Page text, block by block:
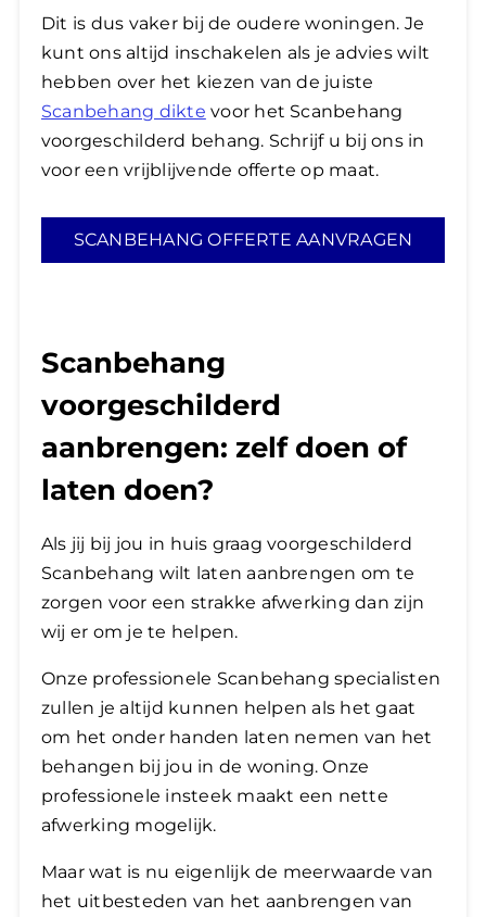
Dit is dus vaker bij de oudere woningen. Je
kunt ons altijd inschakelen als je advies wilt
hebben over het kiezen van de juiste
Scanbehang dikte voor het Scanbehang
voorgeschilderd behang. Schrijf u bij ons in
voor een vrijblijvende offerte op maat.
SCANBEHANG OFFERTE AANVRAGEN
Scanbehang
voorgeschilderd
aanbrengen: zelf doen of
laten doen?
Als jij bij jou in huis graag voorgeschilderd
Scanbehang wilt laten aanbrengen om te
zorgen voor een strakke afwerking dan zijn
wij er om je te helpen.
Onze professionele Scanbehang specialisten
zullen je altijd kunnen helpen als het gaat
om het onder handen laten nemen van het
behangen bij jou in de woning. Onze
professionele insteek maakt een nette
afwerking mogelijk.
Maar wat is nu eigenlijk de meerwaarde van
het uitbesteden van het aanbrengen van